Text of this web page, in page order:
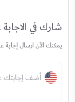
شارك في
يمكنك الآن ارسال
أضف إجابتك